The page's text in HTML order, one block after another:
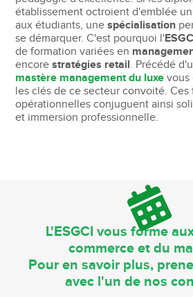
établissement octroient d'emblée
aux étudiants, unespécialisation
se démarquer. C'est pourquoi l'
de formation variées en
encorestratégies retail. Précédé
mastère management du luxe vous
les clés de ce secteur convoité. Ces
opérationnelles conjuguent ainsi
et immersion professionnelle.
L'ESGCI vous forme
commerce et du
Pour en savoir plus,
avec l'un de nos